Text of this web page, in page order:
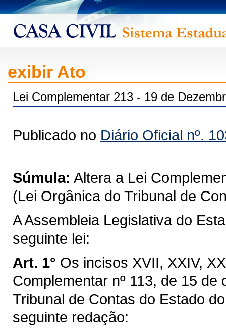
exibir Ato
Lei Complementar 213 - 19 de
Publicado no Diário Oficial nº.
Súmula: Altera a Lei
(Lei Orgânica do Tribunal de
A Assembleia Legislativa do
seguinte lei:
Art. 1° Os incisos XVII, XXIV,
Complementar nº 113, de 15
Tribunal de Contas do Estado
seguinte redação: